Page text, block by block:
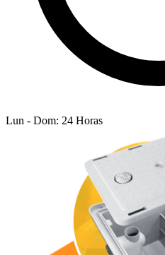
Lun - Dom: 24 Horas